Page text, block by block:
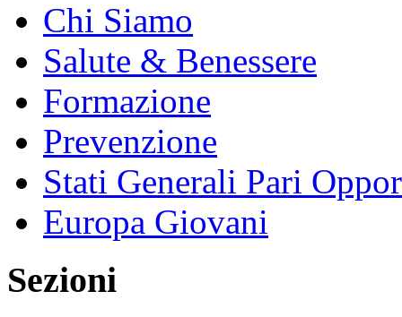
Chi Siamo
Salute & Benessere
Formazione
Prevenzione
Stati Generali Pari
Europa Giovani
Sezioni